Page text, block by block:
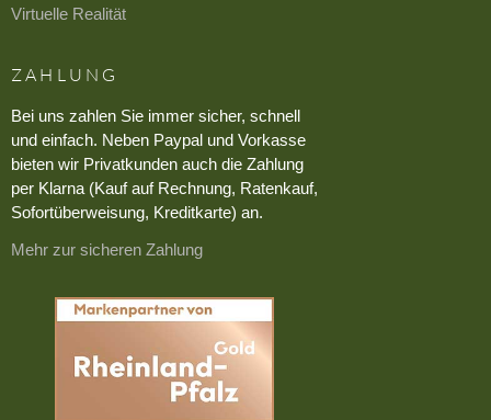
Virtuelle Realität
ZAHLUNG
Bei uns zahlen Sie immer sicher, schnell
und einfach. Neben Paypal und Vorkasse
bieten wir Privatkunden auch die Zahlung
per Klarna (Kauf auf Rechnung, Ratenkauf,
Sofortüberweisung, Kreditkarte) an.
Mehr zur sicheren Zahlung